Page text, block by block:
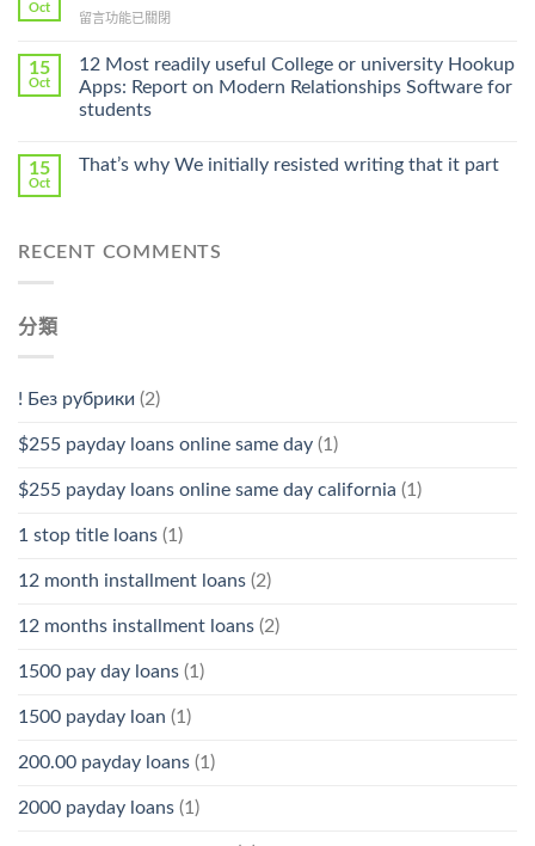
Prescription〉
Cheap〉
Oct
在
Online
Pharmacy
Stromectol〉
中
留言功能已關閉
15
Oct
12 Most readily useful College or university Hookup
Apps: Report on Modern Relationships Software for
students
15
Oct
That’s why We initially resisted writing that it part
RECENT COMMENTS
分類
! Без рубрики (2)
$255 payday loans online same day (1)
$255 payday loans online same day california (1)
1 stop title loans (1)
12 month installment loans (2)
12 months installment loans (2)
1500 pay day loans (1)
1500 payday loan (1)
200.00 payday loans (1)
2000 payday loans (1)